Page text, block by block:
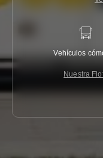
Vehículos
Nuestra